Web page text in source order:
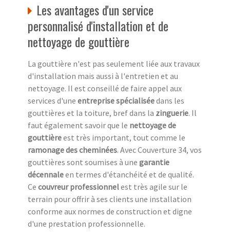
Les avantages d'un service
personnalisé d'installation et de
nettoyage de gouttière
La gouttière n'est pas seulement liée aux travaux
d'installation mais aussi à l'entretien et au
nettoyage. Il est conseillé de faire appel aux
services d'une entreprise spécialiséedans les
gouttières et la toiture, bref dans la zinguerie. Il
faut également savoir que le nettoyage de
gouttièreest très important, tout comme le
ramonage des cheminées. Avec Couverture 34, vos
gouttières sont soumises à une garantie
décennaleen termes d'étanchéité et de qualité.
Ce couvreur professionnelest très agile sur le
terrain pour offrir à ses clients une installation
conforme aux normes de construction et digne
d'une prestation professionnelle.